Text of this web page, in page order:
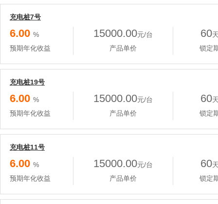
充电桩7号
6.00 %
预期年化收益
15000.00元/台
产品单价
60
锁定
充电桩19号
6.00 %
预期年化收益
15000.00元/台
产品单价
60
锁定
充电桩11号
6.00 %
预期年化收益
15000.00元/台
产品单价
60
锁定